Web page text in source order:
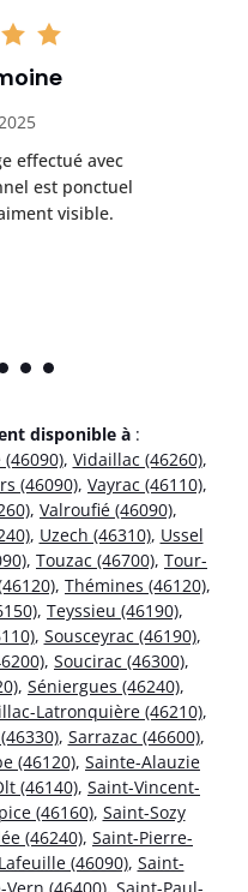
effectué avec
est ponctuel
visible.
disponible à :
, Vidaillac (46260),
(46090), Vayrac (46110),
, Valroufié (46090),
, Uzech (46310), Ussel
, Touzac (46700), Tour-
, Thémines (46120),
, Teyssieu (46190),
, Sousceyrac (46190),
, Soucirac (46300),
, Séniergues (46240),
Latronquière (46210),
, Sarrazac (46600),
(46120), Sainte-Alauzie
(46140), Saint-Vincent-
(46160), Saint-Sozy
(46240), Saint-Pierre-
(46090), Saint-